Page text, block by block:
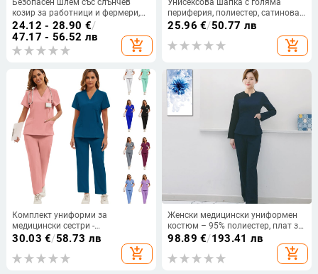
козир за работници и фермери,
широк козир, открит връх, лятна
шапка
24.12 - 28.90 €/
47.17 - 56.52 лв
add_shopping_cart
периферия, полиестер, сатинова
тъкан, бродирана, военен стил
25.96 €/50.77 лв
add_shopping_cart
Комплект униформи за
медицински сестри -
влагоотвеждащ полиестерен
бленд с еластан, къс ръкав, топ с
V-образна яка и панталони,
30.03 €/58.73 лв
add_shopping_cart
Женски медицински униформен
костюм – 95% полиестер, плат за
хладозащита, подходящ за
професии
98.89 €/193.41 лв
add_shopping_cart